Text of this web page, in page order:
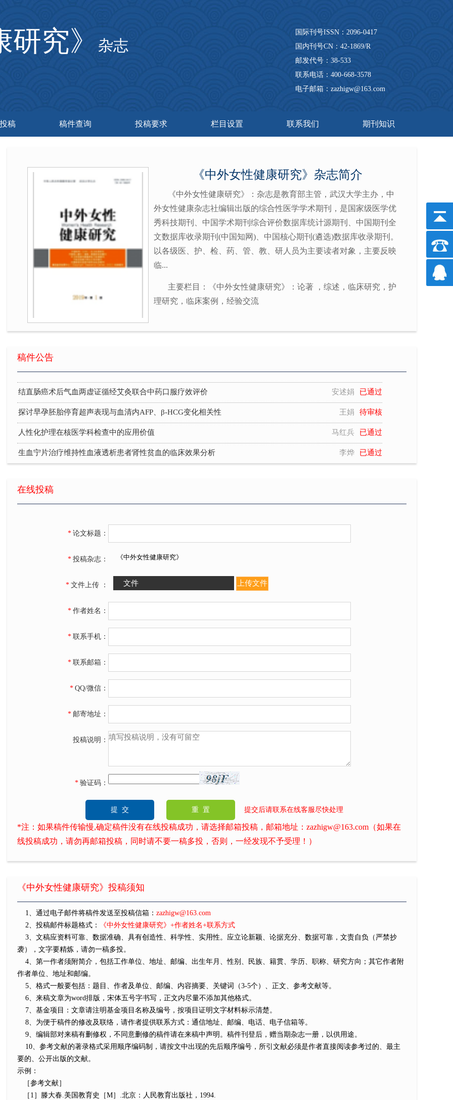
究》 杂志
国际刊号ISSN：2096-0417
国内刊号CN：42-1869/R
邮发代号：38-533
联系电话：400-668-3578
电子邮箱：zazhigw@163.com
稿 稿件查询 投稿要求 栏目设置 联系我们 期刊知识
《中外女性健康研究》杂志简介
《中外女性健康研究》：杂志是教育部主管，武汉大学主办，中
外女性健康杂志社编辑出版的综合性医学学术期刊，是国家级医学优
秀科技期刊、中国学术期刊综合评价数据库统计源期刊、中国期刊全
文数据库收录期刊(中国知网)、中国核心期刊(遴选)数据库收录期刊。
以各级医、护、检、药、管、教、研人员为主要读者对象，主要反映
临...
主要栏目：《中外女性健康研究》：论著 ，综述，临床研究，护
理研究，临床案例，经验交流
稿件公告
社区护理对高血压病患者自我保健意识及血压的影响评价
结直肠癌术后气血两虚证循经艾灸联合中药口服疗效评价 已通过
安述娟
探讨早孕胚胎停育超声表现与血清内AFP、β-HCG变化相关性 待审核
王娟
人性化护理在核医学科检查中的应用价值 已通过
马红兵
生血宁片治疗维持性血液透析患者肾性贫血的临床效果分析 已通过
李烨
宫血宁治疗节育环放置后月经过多临床观察 待审核
许海涛
米非司酮配伍米索前列醇药物流产的应用
社区护理对高血压病患者自我保健意识及血压的影响评价 已通过
李非
结直肠癌术后气血两虚证循经艾灸联合中药口服疗效评价 安述娟
在线投稿
* 论文标题：
* 投稿杂志： 《中外女性健康研究》
* 文件上传 ：
* 作者姓名：
* 联系手机：
* 联系邮箱：
* QQ/微信：
* 邮寄地址：
投稿说明：
* 验证码：
提交后请联系在线客服尽快处理
*注：如果稿件传输慢,确定稿件没有在线投稿成功，请选择邮箱投稿，邮箱地址：zazhigw@163.com（如果在
线投稿成功，请勿再邮箱投稿，同时请不要一稿多投，否则，一经发现不予受理！）
《中外女性健康研究》投稿须知
1、通过电子邮件将稿件发送至投稿信箱： zazhigw@163.com
2、投稿邮件标题格式：
《中外女性健康研究》+作者姓名+联系方式
3、文稿应资料可靠、数据准确、具有创造性、科学性、实用性。应立论新颖、论据充分、数据可靠，文责自负（严禁抄
袭），文字要精炼，请勿一稿多投。
4、第一作者须附简介，包括工作单位、地址、邮编、出生年月、性别、民族、籍贯、学历、职称、研究方向；其它作者附
作者单位、地址和邮编。
5、格式一般要包括：题目、作者及单位、邮编、内容摘要、关键词（3-5个）、正文、参考文献等。
6、来稿文章为word排版，宋体五号字书写，正文内尽量不添加其他格式。
7、基金项目：文章请注明基金项目名称及编号，按项目证明文字材料标示清楚。
8、为便于稿件的修改及联络，请作者提供联系方式：通信地址、邮编、电话、电子信箱等。
9、编辑部对来稿有删修权，不同意删修的稿件请在来稿中声明。稿件刊登后，赠当期杂志一册，以供用途。
10、参考文献的著录格式采用顺序编码制，请按文中出现的先后顺序编号，所引文献必须是作者直接阅读参考过的、最主
要的、公开出版的文献。
示例：
［参考文献］
［1］滕大春.美国教育史［M］.北京：人民教育出版社，1994.